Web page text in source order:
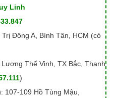
Linh
Đông A, Bình Tân, HCM (có
Thế Vinh, TX Bắc, Thanh
)
: 107-109 Hồ Tùng Mậu,